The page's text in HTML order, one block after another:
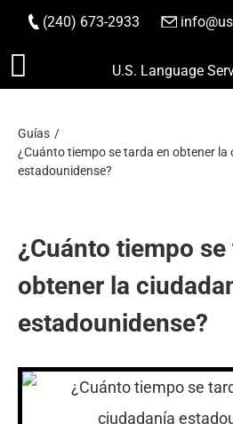
Saltar
(240) 673-2933
U.S. Language
Guías
¿Cuánto tiempo se tarda en obtener la
estadounidense?
¿Cuánto tiempo se
obtener la
estadounidense?